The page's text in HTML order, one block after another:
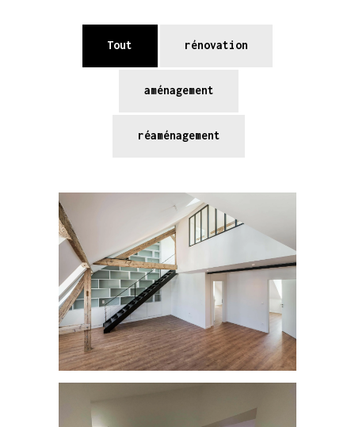
Tout rénovation
aménagement
réaménagement